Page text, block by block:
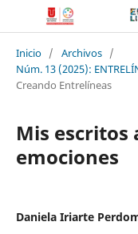
Inicio / Archivos /
Núm. 13 (2025):
Creando Entrelíneas
Mis escritos
emociones
Daniela Iriarte